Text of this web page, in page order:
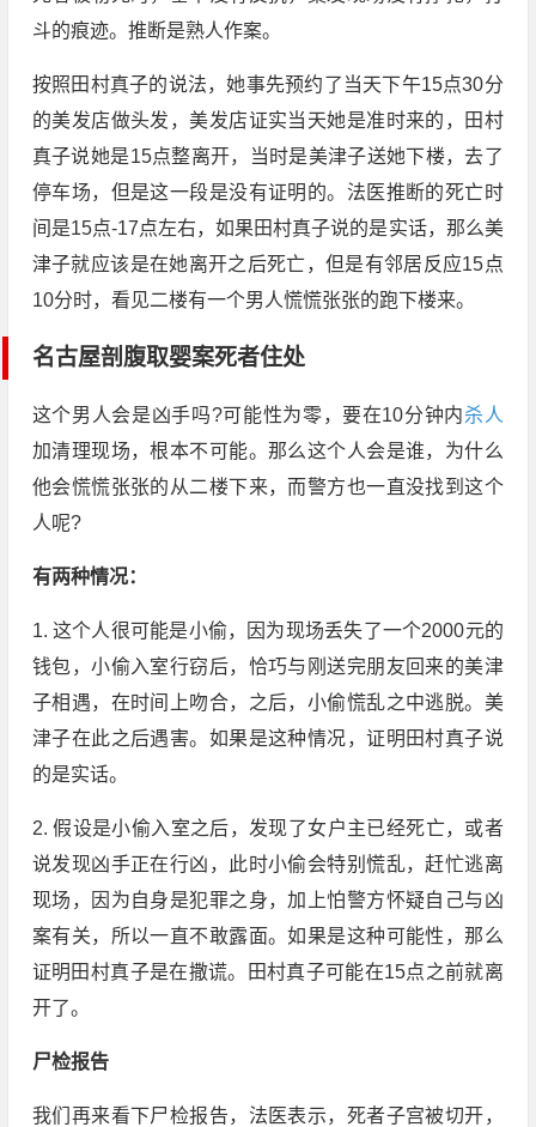
斗的痕迹。推断是熟人作案。
按照田村真子的说法，她事先预约了当天下午15点30分
的美发店做头发，美发店证实当天她是准时来的，田村
真子说她是15点整离开，当时是美津子送她下楼，去了
停车场，但是这一段是没有证明的。法医推断的死亡时
间是15点-17点左右，如果田村真子说的是实话，那么美
津子就应该是在她离开之后死亡，但是有邻居反应15点
10分时，看见二楼有一个男人慌慌张张的跑下楼来。
名古屋剖腹取婴案死者住处
这个男人会是凶手吗?可能性为零，要在10分钟内杀人
加清理现场，根本不可能。那么这个人会是谁，为什么
他会慌慌张张的从二楼下来，而警方也一直没找到这个
人呢?
有两种情况：
1. 这个人很可能是小偷，因为现场丢失了一个2000元的
钱包，小偷入室行窃后，恰巧与刚送完朋友回来的美津
子相遇，在时间上吻合，之后，小偷慌乱之中逃脱。美
津子在此之后遇害。如果是这种情况，证明田村真子说
的是实话。
2. 假设是小偷入室之后，发现了女户主已经死亡，或者
说发现凶手正在行凶，此时小偷会特别慌乱，赶忙逃离
现场，因为自身是犯罪之身，加上怕警方怀疑自己与凶
案有关，所以一直不敢露面。如果是这种可能性，那么
证明田村真子是在撒谎。田村真子可能在15点之前就离
开了。
尸检报告
我们再来看下尸检报告，法医表示，死者子宫被切开，